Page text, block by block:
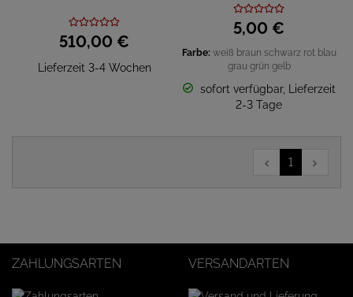
510,00 €
Lieferzeit 3-4 Wochen
5,00 €
Farbe: weiß braun schwarz rot blau
grau grün gelb
sofort verfügbar, Lieferzeit
2-3 Tage
1
ZAHLUNGSARTEN VERSANDARTEN